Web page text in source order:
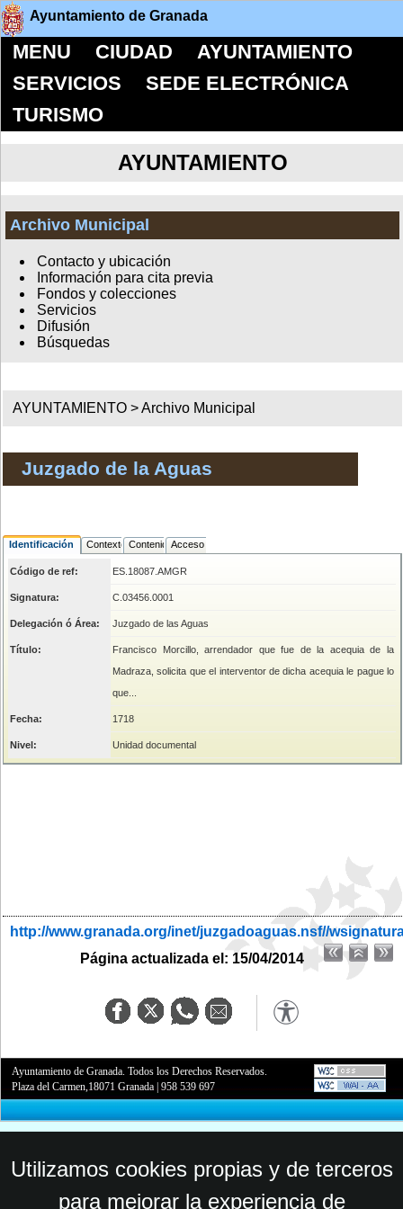
Ayuntamiento de Granada
MENU CIUDAD
AYUNTAMIENTO
SERVICIOS
SEDE ELECTRÓNICA
TURISMO
AYUNTAMIENTO
Archivo Municipal
Contacto y ubicación
Información para cita previa
Fondos y colecciones
Servicios
Difusión
Búsquedas
AYUNTAMIENTO >Archivo Municipal
Juzgado de la Aguas
Identificación Contexto ContenidoAcceso
Código de ref: ES.18087.AMGR
Signatura: C.03456.0001
Delegación ó Área: Juzgado de las Aguas
Título:
Francisco Morcillo, arrendador que fue de la acequia de la
Madraza, solicita que el interventor de dicha acequia le pague lo
que...
Fecha: 1718
Nivel: Unidad documental
http://www.granada.org/inet/juzgadoaguas.nsf//
Página actualizada el: 15/04/2014
Ayuntamiento de Granada. Todos los Derechos Reservados.
Plaza del Carmen,18071 Granada |958 539 697
Utilizamos cookies propias y de terceros
para mejorar la experiencia de